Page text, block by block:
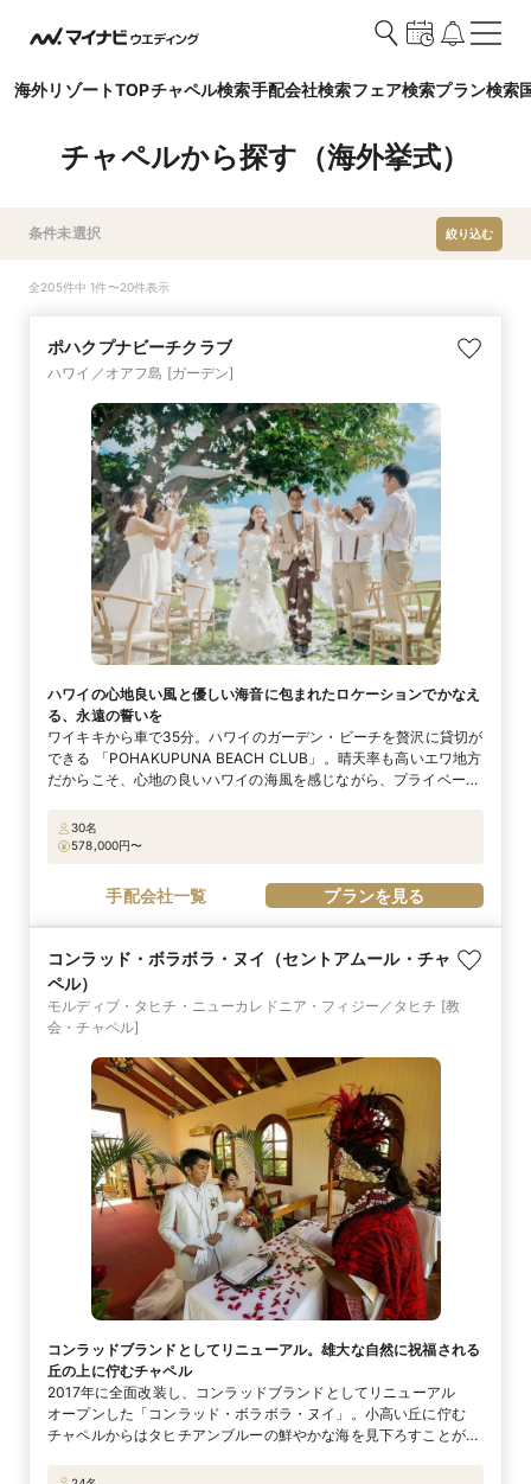
海外リゾートTOPチャペル検索手配会社検索フェア検索プラン検索
チャペルから探す（海外挙式）
条件未選択 絞り込む
全205件中 1件〜20件表示
ポハクプナビーチクラブ
ハワイ／オアフ島 [ガーデン]
ハワイの心地良い風と優しい海音に包まれたロケーションでかなえ
る、永遠の誓いを
ワイキキから車で35分。ハワイのガーデン・ビーチを贅沢に貸切が
できる 「POHAKUPUNA BEACH CLUB」。晴天率も高いエワ地方
だからこそ、心地の良いハワイの海風を感じながら、プライベート
は、開放的なガーデンビーチでのBBQスタイルのパーティを！ 美
しい自然を眺めながら、大切なゲストと幸せな時間を過ごせます。
エディングもロマンチックな雰囲気が好きなふたりにオススメ。
30名
578,000円〜
手配会社一覧 プランを見る
コンラッド・ボラボラ・ヌイ（セントアムール・チャ
ペル）
モルディブ・タヒチ・ニューカレドニア・フィジー／タヒチ [教
会・チャペル]
コンラッドブランドとしてリニューアル。雄大な自然に祝福される
丘の上に佇むチャペル
2017年に全面改装し、コンラッドブランドとしてリニューアル
オープンした「コンラッド・ボラボラ・ヌイ」。小高い丘に佇む
チャペルからはタヒチアンブルーの鮮やかな海を見下ろすことがで
雄大な青い海から空へと続くパノラマの景色はふたりの心に深く刻